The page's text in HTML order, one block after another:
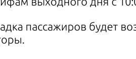
пассажиров будет